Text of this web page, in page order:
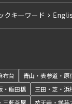
クキーワード
布台 青山・表参道・原
・飯田橋 三田・芝・浜